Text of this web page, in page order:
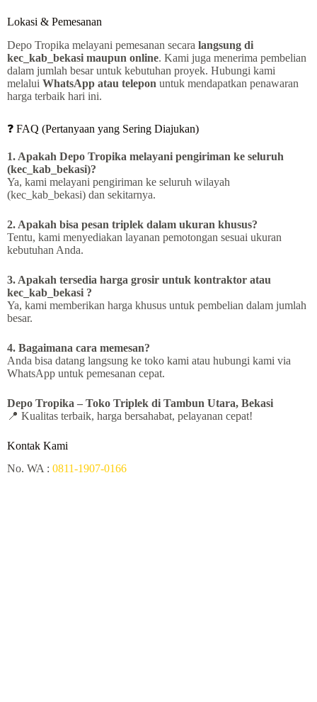
Lokasi & Pemesanan
Depo Tropika melayani pemesanan secara langsung di
kec_kab_bekasi maupun online. Kami juga menerima pembelian
dalam jumlah besar untuk kebutuhan proyek. Hubungi kami
melalui WhatsApp atau telepon untuk mendapatkan penawaran
harga terbaik hari ini.
❓ FAQ (Pertanyaan yang Sering Diajukan)
1. Apakah Depo Tropika melayani pengiriman ke seluruh
(kec_kab_bekasi)?
Ya, kami melayani pengiriman ke seluruh wilayah
(kec_kab_bekasi) dan sekitarnya.
2. Apakah bisa pesan triplek dalam ukuran khusus?
Tentu, kami menyediakan layanan pemotongan sesuai ukuran
kebutuhan Anda.
3. Apakah tersedia harga grosir untuk kontraktor atau
kec_kab_bekasi ?
Ya, kami memberikan harga khusus untuk pembelian dalam jumlah
besar.
4. Bagaimana cara memesan?
Anda bisa datang langsung ke toko kami atau hubungi kami via
WhatsApp untuk pemesanan cepat.
Depo Tropika – Toko Triplek di Tambun Utara, Bekasi
📍 Kualitas terbaik, harga bersahabat, pelayanan cepat!
Kontak Kami
No. WA : 0811-1907-0166